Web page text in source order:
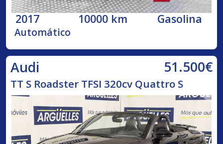
2017 10000 km Gasolina
Automático
Audi 51.500€
TT S Roadster TFSI 320cv Quattro S